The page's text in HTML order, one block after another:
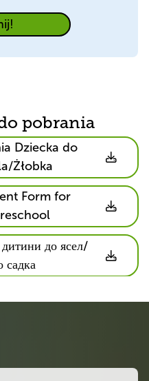
pobrania
Dziecka do
Żłobka
Form for
дитини до ясел/
садка